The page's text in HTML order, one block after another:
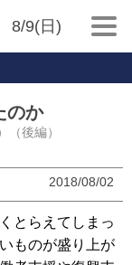
8/9(日)
のか
後編）
2018/08/02
とらえてしまっ
ものが盛り上が